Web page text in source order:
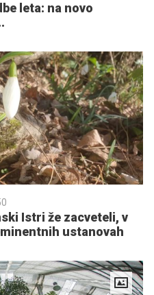
leta: na novo
Istri že zacveteli, v
ustanovah